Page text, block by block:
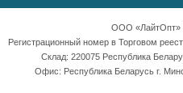
ООО «ЛайтОпт»
Регистрационный номер в Торговом
Склад: 220075 Республика
Офис: Республика Беларусь г.